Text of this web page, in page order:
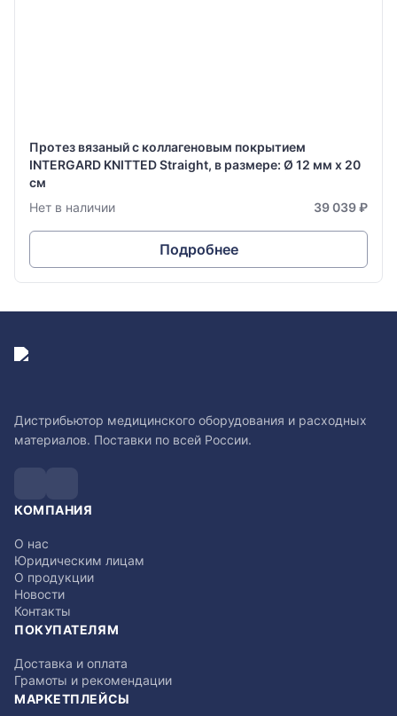
Протез вязаный с коллагеновым покрытием
INTERGARD KNITTED Straight, в размере: Ø 12 мм х 20
см
Нет в наличии
39 039 ₽
Подробнее
Дистрибьютор медицинского оборудования и расходных
материалов. Поставки по всей России.
КОМПАНИЯ
О нас
Юридическим лицам
О продукции
Новости
Контакты
ПОКУПАТЕЛЯМ
Доставка и оплата
Грамоты и рекомендации
МАРКЕТПЛЕЙСЫ